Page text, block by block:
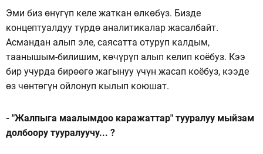
Эми биз өнүгүп келе жаткан өлкөбүз. Бизде
концептуалдуу түрдө аналитикалар жасалбайт.
Асмандан алып эле, саясатта отуруп калдым,
таанышым-билишим, көчүрүп алып келип коёбуз. Кээ
бир учурда бирөөгө жагынуу үчүн жасап коёбуз, кээде
өз чөнтөгүн ойлонуп кылып коюшат.
- "Жалпыга маалымдоо каражаттар" тууралуу мыйзам
долбоору тууралуучу... ?